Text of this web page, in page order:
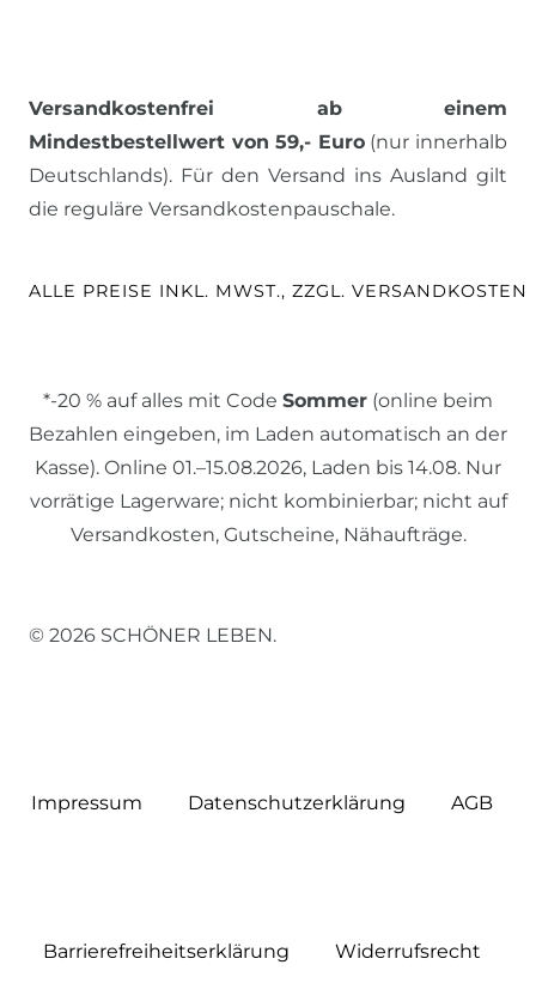
Versandkostenfrei ab einem
Mindestbestellwert von 59,- Euro(nur innerhalb
Deutschlands). Für den Versand ins Ausland gilt
die reguläre Versandkostenpauschale.
ALLE PREISE INKL. MWST., ZZGL. VERSANDKOSTEN
*-20 % auf alles mit Code Sommer (online beim
Bezahlen eingeben, im Laden automatisch an der
Kasse). Online 01.–15.08.2026, Laden bis 14.08. Nur
vorrätige Lagerware; nicht kombinierbar; nicht auf
Versandkosten, Gutscheine, Nähaufträge.
© 2026 SCHÖNER LEBEN.
Impressum Daten­schutz­erklärung AGB
Barrierefreiheitserklärung Widerrufs­recht